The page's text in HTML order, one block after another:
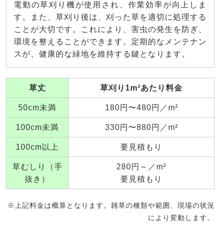
電動の草刈り機が使用され、作業効率が向上しま
す。また、草刈り後は、刈った草を適切に処理する
ことが大切です。これにより、害虫の発生を防ぎ、
環境を整えることができます。定期的なメンテナン
スが、健康的な緑地を維持する鍵となります。
草丈 草刈り1m²あたり料金
50cm未満 180円〜480円／m²
100cm未満 330円〜880円／m²
100cm以上 要見積もり
草むしり（手
抜き）
280円～／m²
要見積もり
※上記料金は概算となります。雑草の種類や範囲、現場の状況
により変動します。